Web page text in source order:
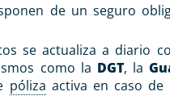
de un seguro
se actualiza a diario
como la DGT, la
póliza activa en caso